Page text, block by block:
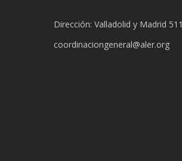
Dirección: Valladolid y Madrid 511
coordinaciongeneral@aler.org